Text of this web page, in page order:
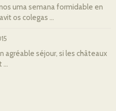
uma semana formidable en
os colegas ...
agréable séjour, si les châteaux